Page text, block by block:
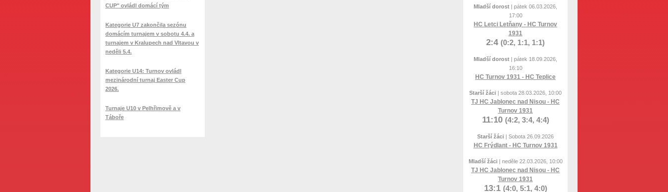
CUP" ovládl domácí tým
Kategorie U7 zakončila sezónu
domácím turnajem v sobotu 4.4. a
turnajem v Kralupech nad Vltavou v
neděli 5.4.
Kategorie U14: Turnov ovládl
mezinárodní turnaj Easter Cup
2026.
Turnaje U10 v Pelhřimově a v
Táboře
Mladší dorost | pátek 06.03.2026,
17:00
HC Letci Letňany - HC Turnov
1931
2:4 (0:2, 1:1, 1:1)
Mladší dorost | pátek 18.09.2026,
16:10
HC Turnov 1931 - HC Teplice
Starší žáci | sobota 28.03.2026, 10:00
TJ HC Jablonec nad Nisou - HC
Turnov 1931
11:10 (4:2, 3:4, 4:4)
Starší žáci | Sobota 26.09.2026
HC Frýdlant - HC Turnov 1931
Mladší žáci| neděle 22.03.2026, 10:00
TJ HC Jablonec nad Nisou - HC
Turnov 1931
13:1 (4:0, 5:1, 4:0)